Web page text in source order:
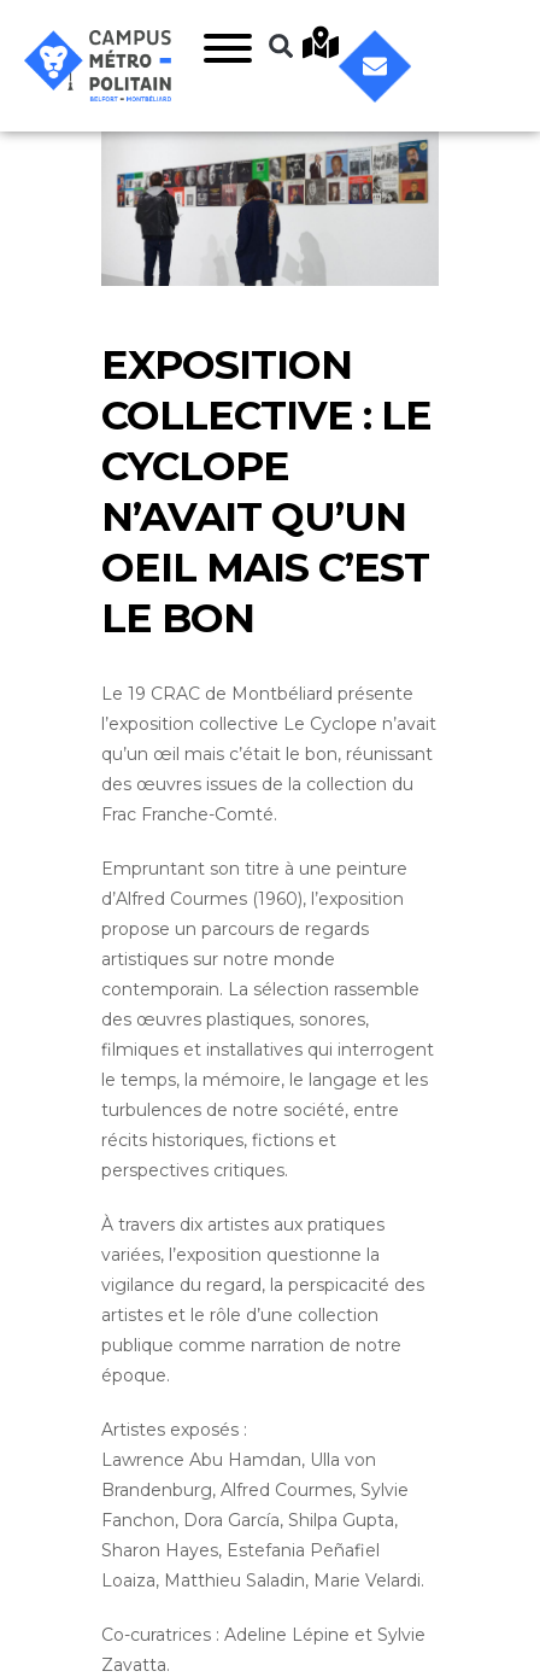
EXPOSITION
COLLECTIVE : LE
CYCLOPE
N’AVAIT QU’UN
OEIL MAIS C’EST
LE BON
Le 19 CRAC de Montbéliard présente
l’exposition collective Le Cyclope n’avait
qu’un œil mais c’était le bon, réunissant
des œuvres issues de la collection du
Frac Franche-Comté.
Empruntant son titre à une peinture
d’Alfred Courmes (1960), l’exposition
propose un parcours de regards
artistiques sur notre monde
contemporain. La sélection rassemble
des œuvres plastiques, sonores,
filmiques et installatives qui interrogent
le temps, la mémoire, le langage et les
turbulences de notre société, entre
récits historiques, fictions et
perspectives critiques.
À travers dix artistes aux pratiques
variées, l’exposition questionne la
vigilance du regard, la perspicacité des
artistes et le rôle d’une collection
publique comme narration de notre
époque.
Artistes exposés :
Lawrence Abu Hamdan, Ulla von
Brandenburg, Alfred Courmes, Sylvie
Fanchon, Dora García, Shilpa Gupta,
Sharon Hayes, Estefania Peñafiel
Loaiza, Matthieu Saladin, Marie Velardi.
Co-curatrices : Adeline Lépine et Sylvie
Zavatta.